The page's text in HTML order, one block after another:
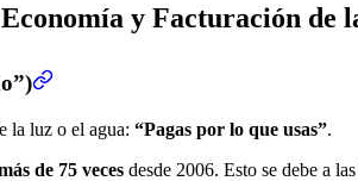
y Facturación de
la luz o el agua: “Pagas por lo que usas”.
de 75 veces desde 2006. Esto se debe a